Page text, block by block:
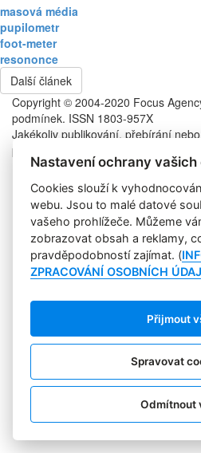
masová média
pupilometr
foot-meter
resononce
Další článek
Copyright © 2004-2020 Focus
podmínek. ISSN 1803-957X
Jakékoliv publikování, přebírání
písemného souhlasu Focus Agency,
Zpracování
Pro
PR
Nastavení ochrany
Cookies slouží k
webu. Jsou to malé datové
vašeho prohlížeče. Můžeme
zobrazovat obsah a reklamy,
pravděpodobností zajímat. (
ZPRACOVÁNÍ OSOBNÍCH
Přijmout
Spravovat
Odmítnout